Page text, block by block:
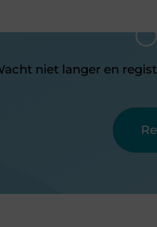
niet langer en